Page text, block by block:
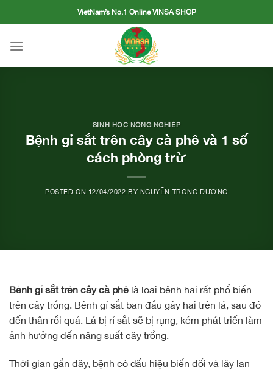
to
VietNam’s No.1 Online VINSA SHOP
SINH HỌC NÔNG NGHIỆP
Bệnh gỉ sắt trên cây cà phê và 1 số
cách phòng trừ
POSTED ON 12/04/2022 BY NGUYỄN TRỌNG DƯƠNG
Bệnh gỉ sắt trên cây cà phê là loại bệnh hại rất phổ biến
trên cây trồng. Bệnh gỉ sắt ban đầu gây hại trên lá, sau đó
đến thân rồi quả. Lá bị rỉ sắt sẽ bị rụng, kém phát triển làm
ảnh hưởng đến năng suất cây trồng.
Thời gian gần đây, bệnh có dấu hiệu biến đổi và lây lan